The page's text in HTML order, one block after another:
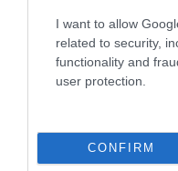
I want to allow
related to security,
functionality and
user protection.
CONFIRM
Παρακαλώ